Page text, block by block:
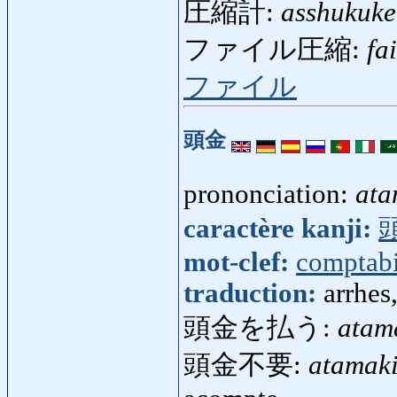
圧縮計:
ファイル圧縮:
ファイル
頭金
prononciation:
caractère kanji:
mot-clef:
traduction:
頭金を払う:
頭金不要: